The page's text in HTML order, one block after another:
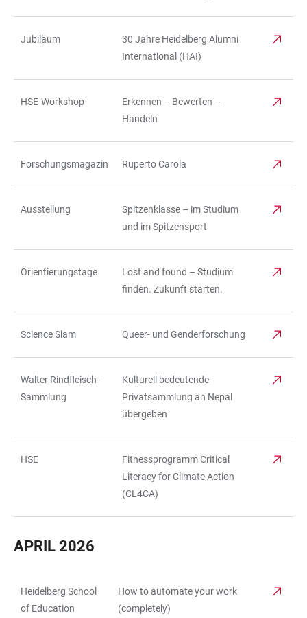
Jubiläum
30 Jahre Heidelberg Alumni
International (HAI)
HSE-Workshop
Erkennen – Bewerten –
Handeln
Forschungsmagazin Ruperto Carola
Ausstellung
Spitzenklasse – im Studium
und im Spitzensport
Orientierungstage
Lost and found – Studium
finden. Zukunft starten.
Science Slam Queer- und Genderforschung
Walter Rindfleisch-
Sammlung
Kulturell bedeutende
Privatsammlung an Nepal
übergeben
HSE
Fitnessprogramm Critical
Literacy for Climate Action
(CL4CA)
APRIL 2026
TABELLE
Heidelberg School
of Education
How to automate your work
(completely)